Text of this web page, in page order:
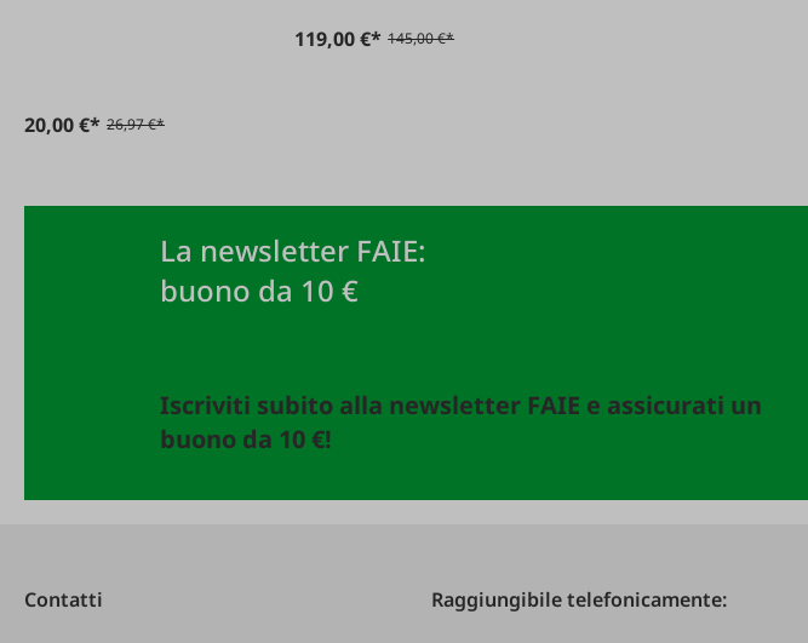
20,00 €* 26,97 €*
119,00 €* 145,00 €*
La newsletter FAIE:
buono da 10 €
Iscriviti subito alla newsletter FAIE e assicurati un
buono da 10 €!
Contatti Raggiungibile telefonicamente: